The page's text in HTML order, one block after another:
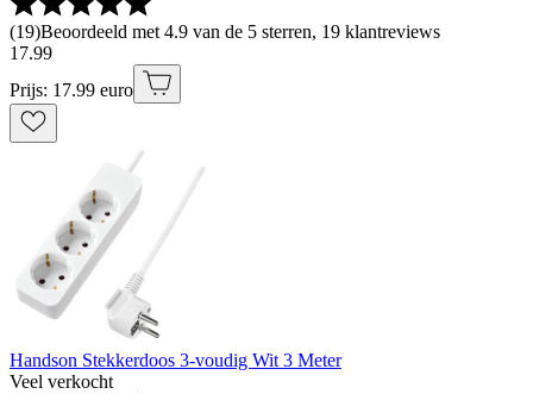
(19)Beoordeeld met 4.9 van de 5 sterren, 19 klantreviews
17.99
Prijs: 17.99 euro
Handson Stekkerdoos 3-voudig Wit 3 Meter
Veel verkocht